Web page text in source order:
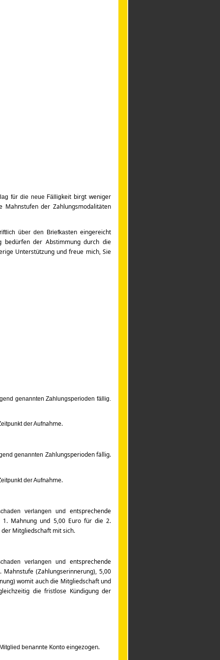
für die neue Fälligkeit birgt weniger
Mahnstufen der Zahlungsmodalitäten
über den Briefkasten eingereicht
bedürfender Abstimmung durch die
Unterstützung und freue mich, Sie
genannten Zahlungsperioden fällig.
der Aufnahme.
genannten Zahlungsperioden fällig.
der Aufnahme.
verlangen und entsprechende
1. Mahnung und 5,00 Euro für die 2.
Mitgliedschaft mit sich.
verlangen und entsprechende
Mahnstufe (Zahlungserinnerung), 5,00
womit auch die Mitgliedschaft und
die fristlose Kündigung der
benannte Konto eingezogen.